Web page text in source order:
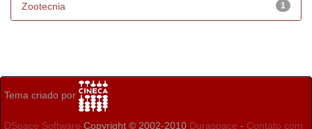
1
Zootecnia
Tema criado por
DSpace Software Copyright © 2002-2010 Duraspace - Contato com